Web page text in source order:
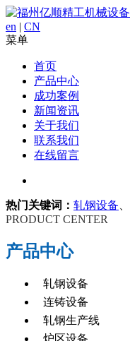
en | CN
菜单
首页
产品中心
成功案例
新闻资讯
关于我们
联系我们
在线留言
热门关键词： 轧钢设备
PRODUCT CENTER
产品中心
轧钢设备
连铸设备
轧钢生产线
炉区设备